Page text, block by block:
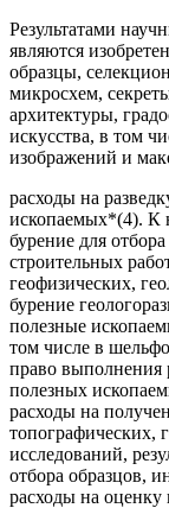
Результатами
являются
образцы,
микросхем,
архитектуры,
искусства, в том
изображений и
расходы на
ископаемых*(4). К
бурение для
строительных
геофизических,
бурение
полезные
том числе в
право выполнения
полезных
расходы на
топографических,
исследований,
отбора образцов,
расходы на оценку